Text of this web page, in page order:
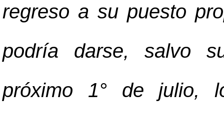
regreso a su puesto
podría darse, salvo
próximo 1° de julio,